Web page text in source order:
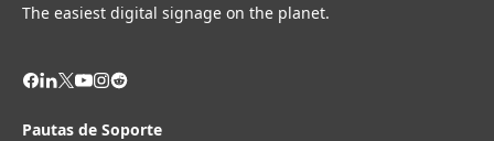
The easiest digital signage on the planet.
Pautas de Soporte